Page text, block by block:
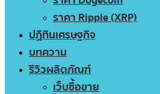
ราคา Ripple (XRP)
ปฏิทินเศรษฐกิจ
บทความ
รีวิวผลิตภัณฑ์
เว็บซื้อขาย